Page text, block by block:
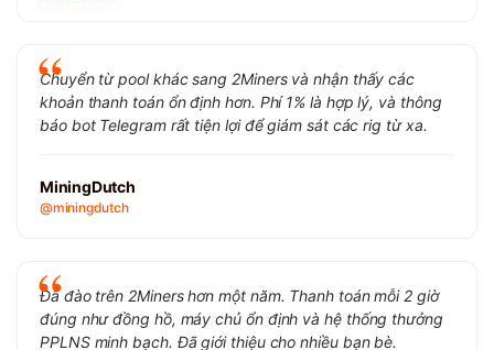
Chuyển từ pool khác sang 2Miners và nhận thấy các
khoản thanh toán ổn định hơn. Phí 1% là hợp lý, và thông
báo bot Telegram rất tiện lợi để giám sát các rig từ xa.
MiningDutch
@miningdutch
Đã đào trên 2Miners hơn một năm. Thanh toán mỗi 2 giờ
đúng như đồng hồ, máy chủ ổn định và hệ thống thưởng
PPLNS minh bạch. Đã giới thiệu cho nhiều bạn bè.